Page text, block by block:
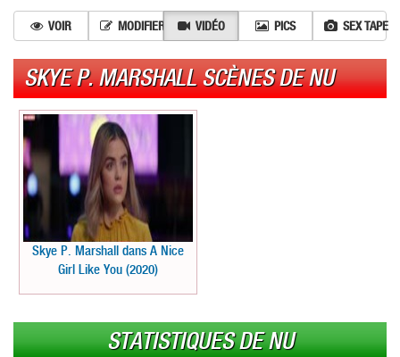
navigation
VOIR MODIFIER VIDÉO PICS SEX TAPE
SKYE P. MARSHALL SCÈNES DE NU
Skye P. Marshall dans A Nice
Girl Like You (2020)
STATISTIQUES DE NU